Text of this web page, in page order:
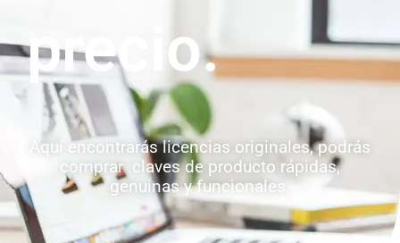
precio.
Aquí encontrarás licencias originales, podrás
comprar claves de producto rápidas,
genuinas y funcionales.